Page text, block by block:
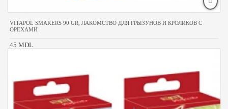
VITAPOL SMAKERS 90 GR, ЛАКОМСТВО ДЛЯ ГРЫЗУНОВ И КРОЛИКОВ С
ОРЕХАМИ
45 MDL